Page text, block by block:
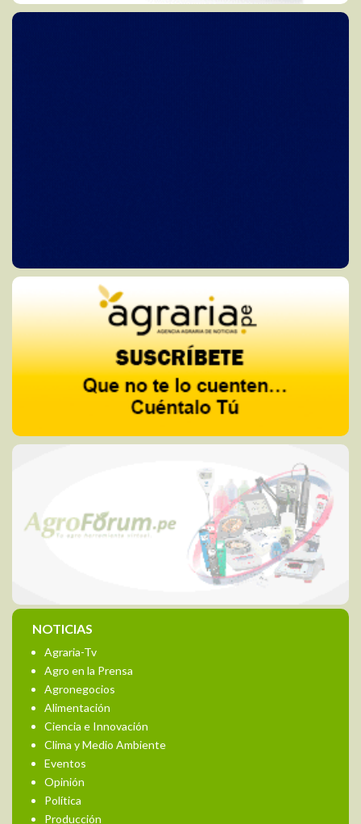
NOTICIAS
Agraria-Tv
Agro en la Prensa
Agronegocios
Alimentación
Ciencia e Innovación
Clima y Medio Ambiente
Eventos
Opinión
Política
Producción